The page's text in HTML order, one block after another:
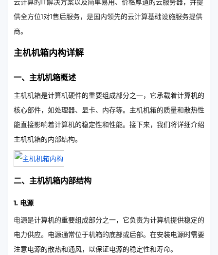
云计算的IT解决方案以及简单易用、价格厚道的云服务器，并提
供全方位1对1售后服务，是国内领先的云计算基础设施服务提供
商。
主机机箱内构详解
一、主机机箱概述
主机机箱是计算机硬件的重要组成部分之一，它承载着计算机的
核心部件，如处理器、显卡、内存等。主机机箱的质量和散热性
能直接影响着计算机的稳定性和性能。接下来，我们将详细介绍
主机机箱的内部结构。
二、主机机箱内部结构
1. 电源
电源是计算机的重要组成部分之一，它负责为计算机提供稳定的
电力供应。电源通常位于机箱的底部或后部。在安装电源时需要
注意电源的散热和通风，以保证电源的稳定性和寿命。